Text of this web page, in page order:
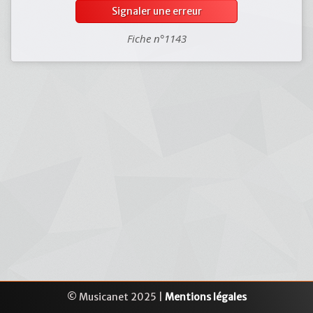
Signaler une erreur
Fiche n°1143
© Musicanet 2025 | Mentions légales